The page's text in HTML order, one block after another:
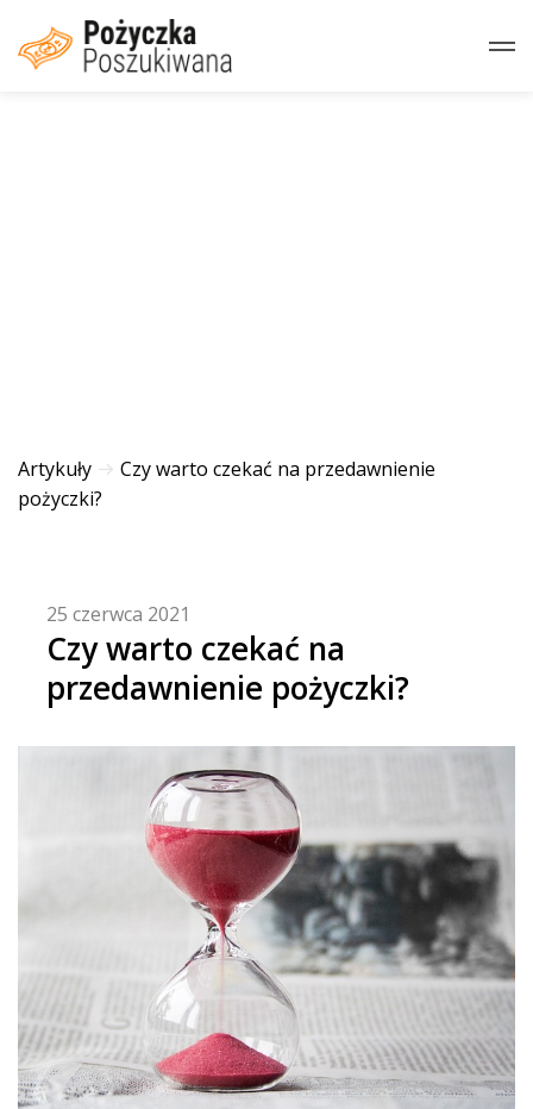
Artykuły
Czy warto czekać na przedawnienie
pożyczki?
25 czerwca 2021
Czy warto czekać na
przedawnienie pożyczki?